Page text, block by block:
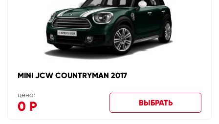
MINI JCW COUNTRYMAN 2017
цена:
0 Р ВЫБРАТЬ